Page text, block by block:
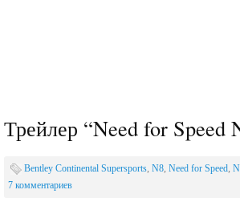
Трейлер “Need for Speed
Bentley Continental Supersports, N8, Need for Speed,
7 комментариев